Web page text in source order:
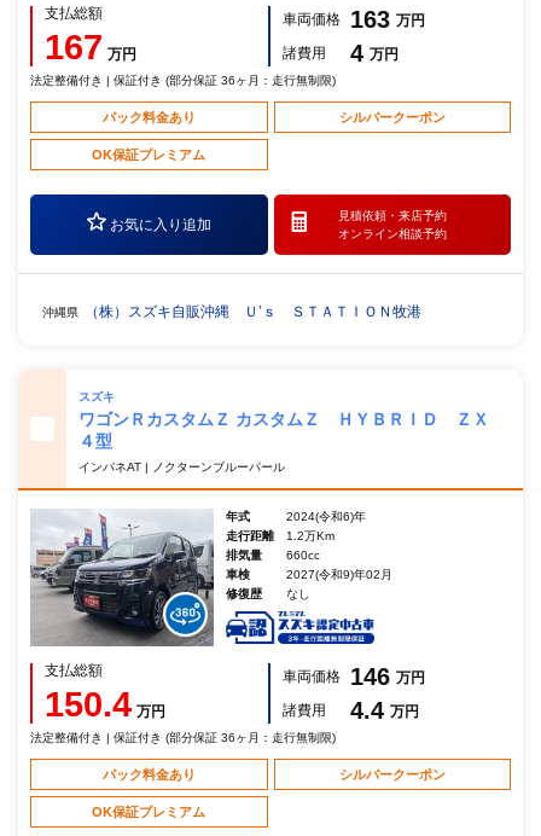
支払総額
167 万円
車両価格 163 万円
諸費用
4 万円
法定整備付き | 保証付き (部分保証 36ヶ月：走行無制限)
パック料金あり シルバークーポン
OK保証プレミアム
お気に入り追加
見積依頼・ 来店予約
オンライン相談予約
沖縄県 （株）スズキ自販沖縄 Ｕ’ｓ ＳＴＡＴＩＯＮ牧港
スズキ
ワゴンＲカスタムＺ カスタムＺ ＨＹＢＲＩＤ ＺＸ
４型
インパネAT | ノクターンブルーパール
年式
2024(令和6)年
走行距離
1.2万Km
排気量
660cc
車検
2027(令和9)年02月
修復歴
なし
支払総額
150.4 万円
車両価格 146 万円
諸費用
4.4 万円
法定整備付き | 保証付き (部分保証 36ヶ月：走行無制限)
パック料金あり シルバークーポン
OK保証プレミアム